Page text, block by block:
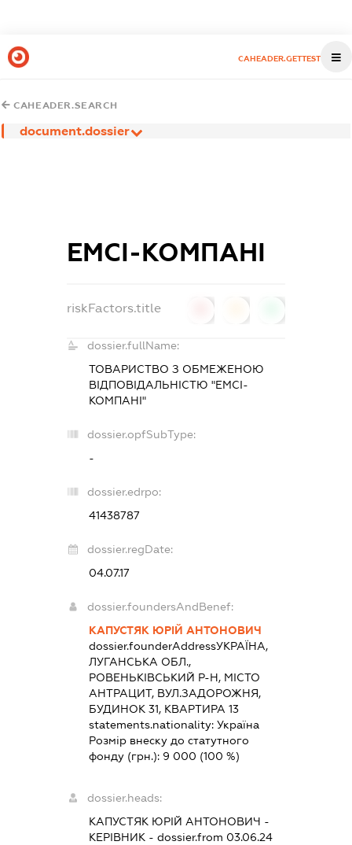
CAHEADER.GETTEST
CAHEADER.SEARCH
document.dossier
ЕМСІ-КОМПАНІ
riskFactors.title
dossier.fullName:
ТОВАРИСТВО З ОБМЕЖЕНОЮ
ВІДПОВІДАЛЬНІСТЮ "ЕМСІ-
КОМПАНІ"
dossier.opfSubType:
-
dossier.edrpo:
41438787
dossier.regDate:
04.07.17
dossier.foundersAndBenef:
КАПУСТЯК ЮРІЙ АНТОНОВИЧ
dossier.founderAddressУКРАЇНА,
ЛУГАНСЬКА ОБЛ.,
РОВЕНЬКІВСЬКИЙ Р-Н, МІСТО
АНТРАЦИТ, ВУЛ.ЗАДОРОЖНЯ,
БУДИНОК 31, КВАРТИРА 13
statements.nationality:Україна
Розмір внеску до статутного
фонду (грн.): 9 000 (100 %)
dossier.heads:
КАПУСТЯК ЮРІЙ АНТОНОВИЧ -
КЕРІВНИК - dossier.from 03.06.24